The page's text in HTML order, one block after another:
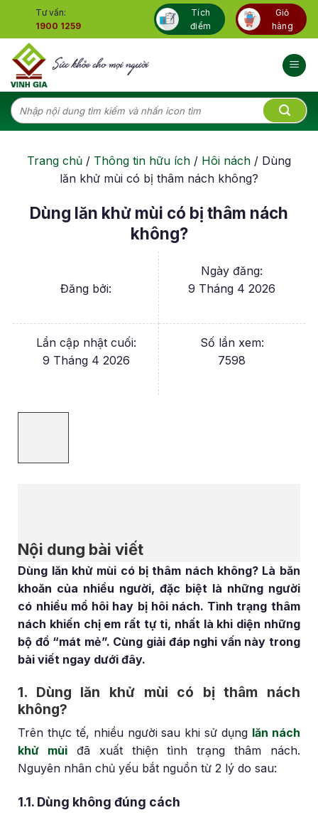
content
Tư vấn:
1900 1259
Tích
điểm
Giỏ
hàng
Tìm
kiếm:
Trang chủ / Thông tin hữu ích / Hôi nách / Dùng
lăn khử mùi có bị thâm nách không?
Dùng lăn khử mùi có bị thâm nách
không?
Đăng bởi:
Ngày đăng:
9 Tháng 4 2026
Lần cập nhật cuối:
9 Tháng 4 2026
Số lần xem:
7598
Nội dung bài viết
Dùng lăn khử mùi có bị thâm nách không? Là băn
khoăn của nhiều người, đặc biệt là những người
có nhiều mồ hôi hay bị hôi nách. Tình trạng thâm
nách khiến chị em rất tự ti, nhất là khi diện những
bộ đồ “mát mẻ”. Cùng giải đáp nghi vấn này trong
bài viết ngay dưới đây.
1. Dùng lăn khử mùi có bị thâm nách
không?
Trên thực tế, nhiều người sau khi sử dụng lăn nách
khử mùi đã xuất thiện tình trạng thâm nách.
Nguyên nhân chủ yếu bắt nguồn từ 2 lý do sau:
1.1. Dùng không đúng cách